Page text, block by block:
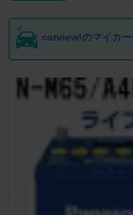
carview!のマイカー